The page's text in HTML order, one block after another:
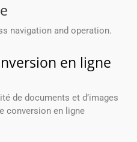
navigation and operation.
en ligne
de documents et d’images
conversion en ligne